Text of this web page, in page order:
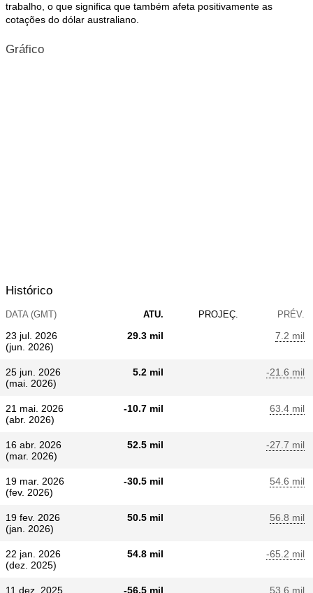
trabalho, o que significa que também afeta positivamente as
cotações do dólar australiano.
Gráfico
Histórico
DATA (GMT) ATU. PROJEÇ. PRÉV.
23 jul. 2026
(jun. 2026)
29.3 mil 7.2 mil
25 jun. 2026
(mai. 2026)
5.2 mil -21.6 mil
21 mai. 2026
(abr. 2026)
-10.7 mil 63.4 mil
16 abr. 2026
(mar. 2026)
52.5 mil -27.7 mil
19 mar. 2026
(fev. 2026)
-30.5 mil 54.6 mil
19 fev. 2026
(jan. 2026)
50.5 mil 56.8 mil
22 jan. 2026
(dez. 2025)
54.8 mil -65.2 mil
11 dez. 2025 -56.5 mil 53.6 mil